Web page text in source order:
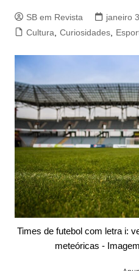
SB em Revista
janeiro
Cultura
Curiosidades,
Times de futebol com letra i:
meteóricas -